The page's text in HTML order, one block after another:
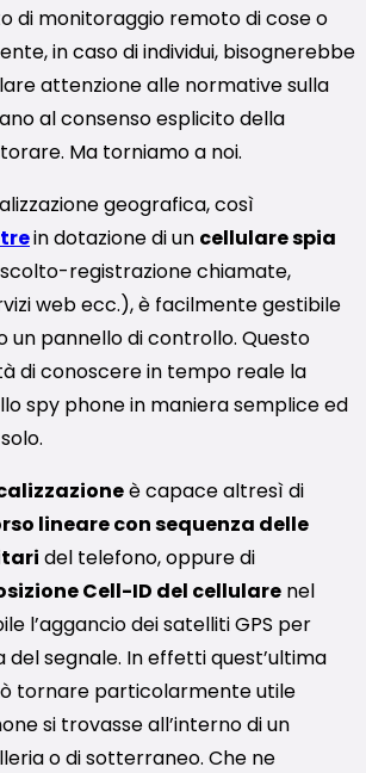
di monitoraggio remoto di cose o
in caso di individui, bisognerebbe
attenzione alle normative sulla
al consenso esplicito della
Ma torniamo a noi.
geografica, così
in dotazione di un cellulare spia
registrazione chiamate,
web ecc.), è facilmente gestibile
un pannello di controllo. Questo
di conoscere in tempo reale la
spy phone in maniera semplice ed
è capace altresì di
lineare con sequenza delle
del telefono, oppure di
Cell-ID del cellulare nel
l’aggancio dei satelliti GPS per
segnale. In effetti quest’ultima
tornare particolarmente utile
si trovasse all’interno di un
o di sotterraneo. Che ne